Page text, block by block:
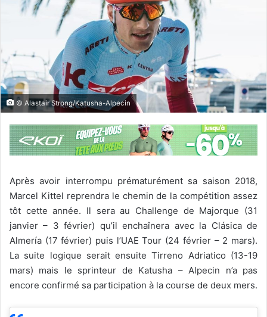
© Alastair Strong/Katusha-Alpecin
Après avoir interrompu prématurément sa saison 2018,
Marcel Kittel reprendra le chemin de la compétition assez
tôt cette année. Il sera au Challenge de Majorque (31
janvier – 3 février) qu’il enchaînera avec la Clásica de
Almería (17 février) puis l’UAE Tour (24 février – 2 mars).
La suite logique serait ensuite Tirreno Adriatico (13-19
mars) mais le sprinteur de Katusha – Alpecin n’a pas
encore confirmé sa participation à la course de deux mers.